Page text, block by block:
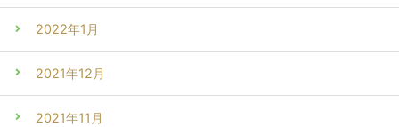
2022年1月
2021年12月
2021年11月